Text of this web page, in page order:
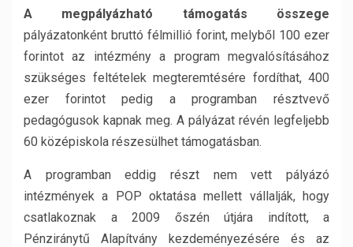
A megpályázható támogatás összege
pályázatonként bruttó félmillió forint, melyből 100 ezer
forintot az intézmény a program megvalósításához
szükséges feltételek megteremtésére fordíthat, 400
ezer forintot pedig a programban résztvevő
pedagógusok kapnak meg. A pályázat révén legfeljebb
60 középiskola részesülhet támogatásban.
A programban eddig részt nem vett pályázó
intézmények a POP oktatása mellett vállalják, hogy
csatlakoznak a 2009 őszén útjára indított, a
Pénziránytű Alapítvány kezdeményezésére és az